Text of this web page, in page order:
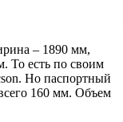
– 1890 мм,
То есть по своим
Но паспортный
160 мм. Объем